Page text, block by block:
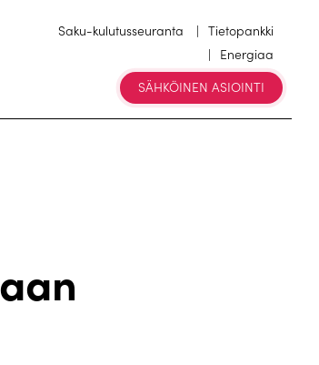
Saku-kulutusseuranta
Tietopankki
Energiaa
SÄHKÖINEN ASIOINTI